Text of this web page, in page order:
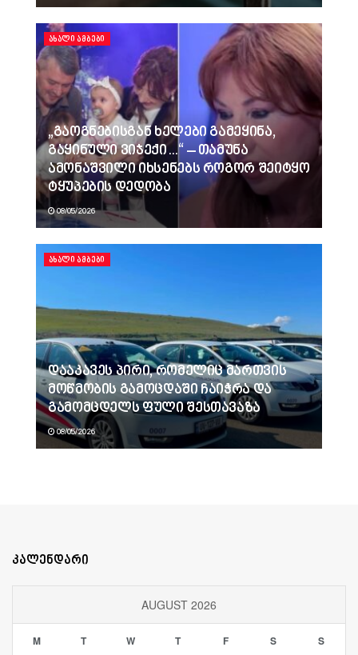
ᲐᲮᲐᲚᲘ ᲐᲛᲑᲔᲑᲘ
„გაოგნებისგან ხელები გამეყინა,
გაყინული ვიჯექი…“ – თამუნა
ამონაშვილი იხსენებს როგორ შეიტყო
ტყუპების დედობა
08/05/2026
ᲐᲮᲐᲚᲘ ᲐᲛᲑᲔᲑᲘ
დააკავეს პირი, რომელიც მართვის
მოწმობის გამოცდაში ჩაიჭრა და
გამომცდელს ფული შესთავაზა
08/05/2026
კალენდარი
AUGUST 2026
M T W T F S S